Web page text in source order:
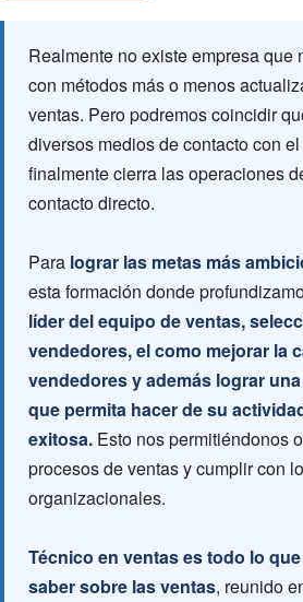
Realmente no existe empresa que
con métodos más o menos
ventas. Pero podremos coincidir
diversos medios de contacto con
finalmente cierra las operaciones
contacto directo.
Para lograr las metas más
esta formación donde
líder del equipo de ventas,
vendedores, el como mejorar la
vendedores y además lograr
que permita hacer de su
exitosa. Esto nos permitiéndonos
procesos de ventas y cumplir con
organizacionales.
Técnico en ventas es todo lo
saber sobre las ventas, reunido